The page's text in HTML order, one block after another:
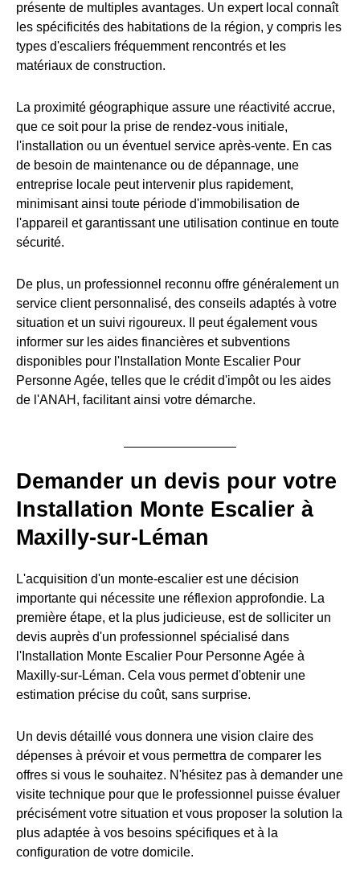
présente de multiples avantages. Un expert local connaît
les spécificités des habitations de la région, y compris les
types d'escaliers fréquemment rencontrés et les
matériaux de construction.
La proximité géographique assure une réactivité accrue,
que ce soit pour la prise de rendez-vous initiale,
l'installation ou un éventuel service après-vente. En cas
de besoin de maintenance ou de dépannage, une
entreprise locale peut intervenir plus rapidement,
minimisant ainsi toute période d'immobilisation de
l'appareil et garantissant une utilisation continue en toute
sécurité.
De plus, un professionnel reconnu offre généralement un
service client personnalisé, des conseils adaptés à votre
situation et un suivi rigoureux. Il peut également vous
informer sur les aides financières et subventions
disponibles pour l'Installation Monte Escalier Pour
Personne Agée, telles que le crédit d'impôt ou les aides
de l'ANAH, facilitant ainsi votre démarche.
Demander un devis pour votre
Installation Monte Escalier à
Maxilly-sur-Léman
L'acquisition d'un monte-escalier est une décision
importante qui nécessite une réflexion approfondie. La
première étape, et la plus judicieuse, est de solliciter un
devis auprès d'un professionnel spécialisé dans
l'Installation Monte Escalier Pour Personne Agée à
Maxilly-sur-Léman. Cela vous permet d'obtenir une
estimation précise du coût, sans surprise.
Un devis détaillé vous donnera une vision claire des
dépenses à prévoir et vous permettra de comparer les
offres si vous le souhaitez. N'hésitez pas à demander une
visite technique pour que le professionnel puisse évaluer
précisément votre situation et vous proposer la solution la
plus adaptée à vos besoins spécifiques et à la
configuration de votre domicile.